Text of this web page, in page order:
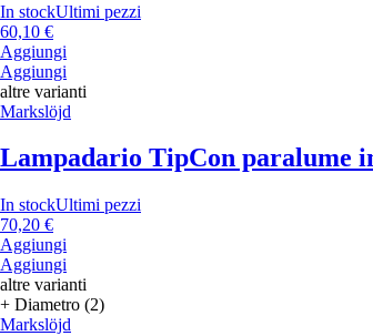
In stockUltimi pezzi
60,10 €
Aggiungi
Aggiungi
altre varianti
Markslöjd
Lampadario TipCon paralume
In stockUltimi pezzi
70,20 €
Aggiungi
Aggiungi
altre varianti
+ Diametro (2)
Markslöjd